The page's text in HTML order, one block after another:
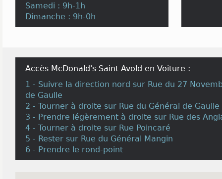
Samedi : 9h-1h
Dimanche : 9h-0h
Accès McDonald's Saint Avold en Voiture :
1 - Suivre la direction nord sur Rue du 27
de Gaulle
2 - Tourner à droite sur Rue du Général de Gaulle
3 - Prendre légèrement à droite sur Rue des
4 - Tourner à droite sur Rue Poincaré
5 - Rester sur Rue du Général Mangin
6 - Prendre le rond-point